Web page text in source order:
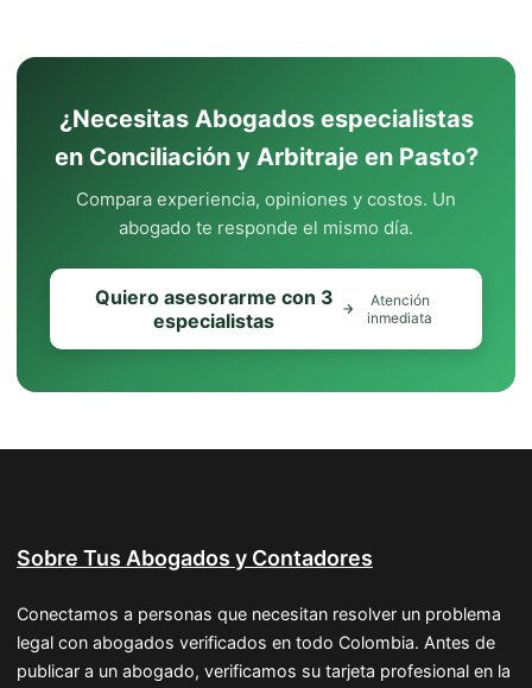
¿Necesitas Abogados especialistas
en Conciliación y Arbitraje en Pasto?
Compara experiencia, opiniones y costos. Un
abogado te responde el mismo día.
Quiero asesorarme con 3
especialistas
Atención
inmediata
Sobre Tus Abogados y Contadores
Conectamos a personas que necesitan resolver un problema
legal con abogados verificados en todo Colombia. Antes de
publicar a un abogado, verificamos su tarjeta profesional en la